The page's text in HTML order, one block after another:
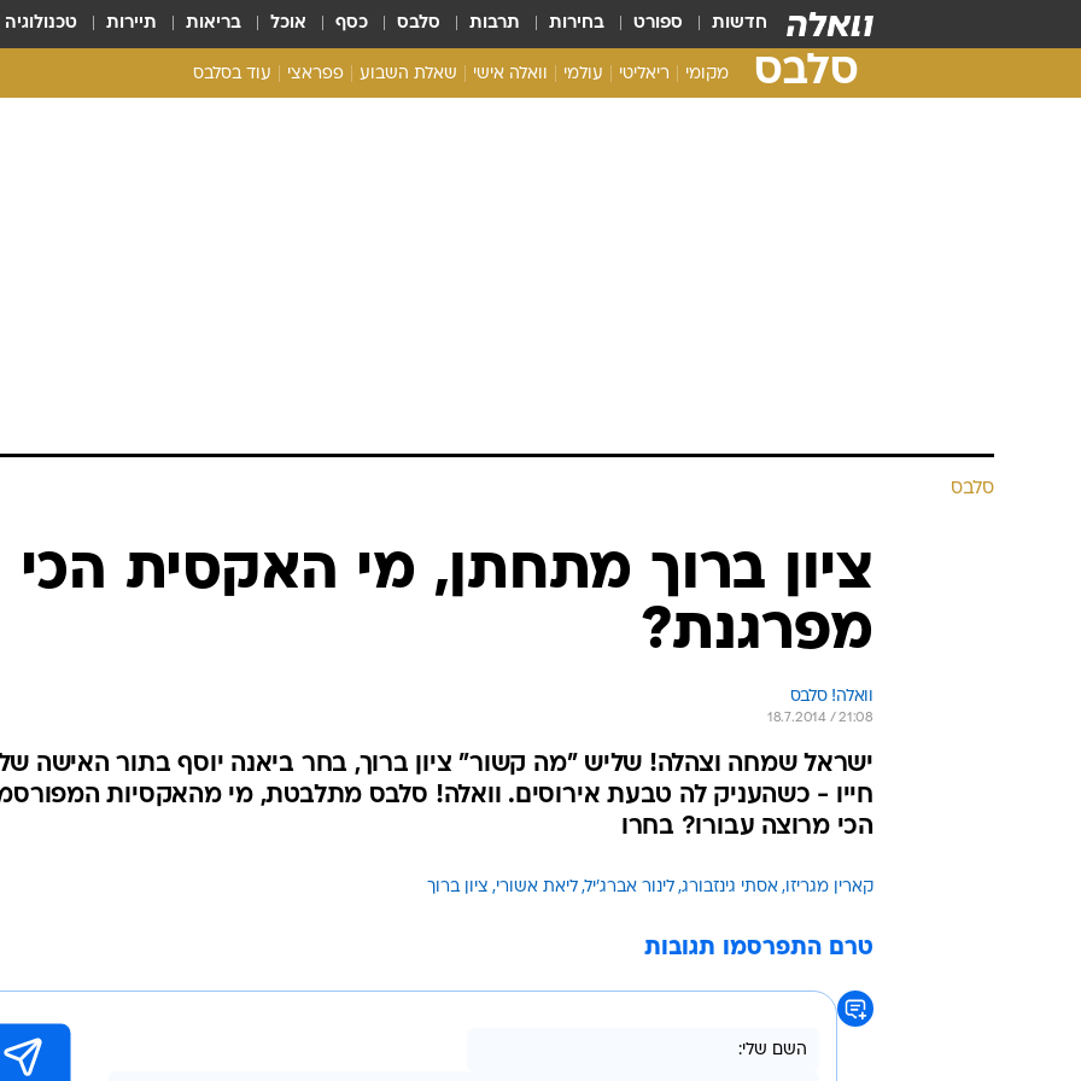
חדשות ספורט בחירות תרבות סלבס כסף אוכל בריאות תיירות טכנולוגיה
סלבס מקומי ריאליטי עולמי וואלה אישי שאלת השבוע פפראצי עוד בסלבס
סלבס
ציון ברוך מתחתן, מי האקסית הכי
מפרגנת?
וואלה! סלבס
18.7.2014 / 21:08
ישראל שמחה וצהלה! שליש "מה קשור" ציון ברוך, בחר ביאנה יוסף בתור האישה
חייו - כשהעניק לה טבעת אירוסים. וואלה! סלבס מתלבטת, מי מהאקסיות
הכי מרוצה עבורו? בחרו
קארין מגריזו אסתי גינזבורג לינור אברג'יל ליאת אשורי ציון ברוך
טרם התפרסמו תגובות